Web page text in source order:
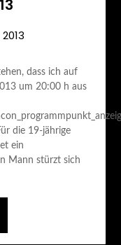
dass ich auf
um 20:00 h aus
die 19-jährige
ein
Mann stürzt sich